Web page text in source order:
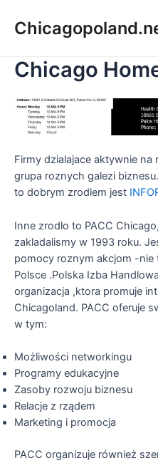
Chicago
Firmy dzialajace aktywnie
grupa roznych galezi
to dobrym zrodlem jest
Inne zrodlo to PACC
zakladalismy w 1993 roku.
pomocy roznym akcjom -
Polsce .Polska Izba
organizacja ,ktora promuje
Chicagoland. PACC oferuje
w tym:
Możliwości networkingu
Programy edukacyjne
Zasoby rozwoju biznesu
Relacje z rządem
Marketing i promocja
PACC organizuje również